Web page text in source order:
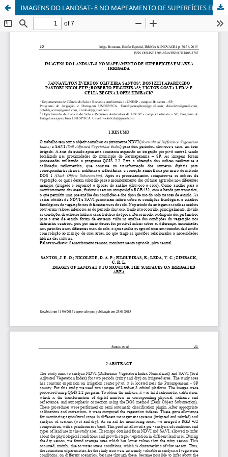
IMAGENS DO LANDSAT- 8 NO MAPEAMENTO DE SUPERFÍCIES EM ÁREA IRRIGADA